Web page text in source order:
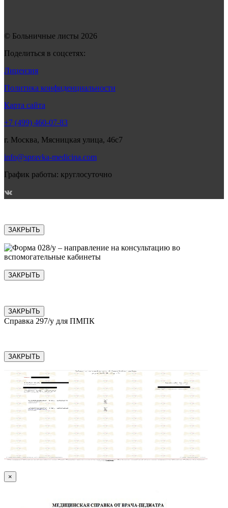
© Больничные листы 2026
Поделиться в соцсетях:
Лицензия
Политика конфиденциальности
Карта сайта
+7 (499) 460-07-83
г. Москва, Мясницкая улица, 46с7
info@spravka-medicina.com
График работы: круглосуточно
ЗАКРЫТЬ
ЗАКРЫТЬ
ЗАКРЫТЬ
Справка 297/у для ПМПК
ЗАКРЫТЬ
×